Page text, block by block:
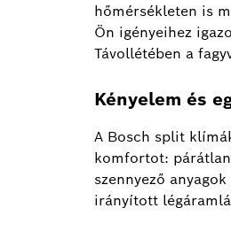
hőmérsékleten is
Ön igényeihez
Távollétében a
Kényelem és
A Bosch split
komfortot:
szennyező
irányított